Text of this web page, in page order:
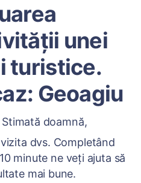
unei
turistice.
Geoagiu
doamnă,
dvs. Completând
minute ne veți ajuta să
mai bune.